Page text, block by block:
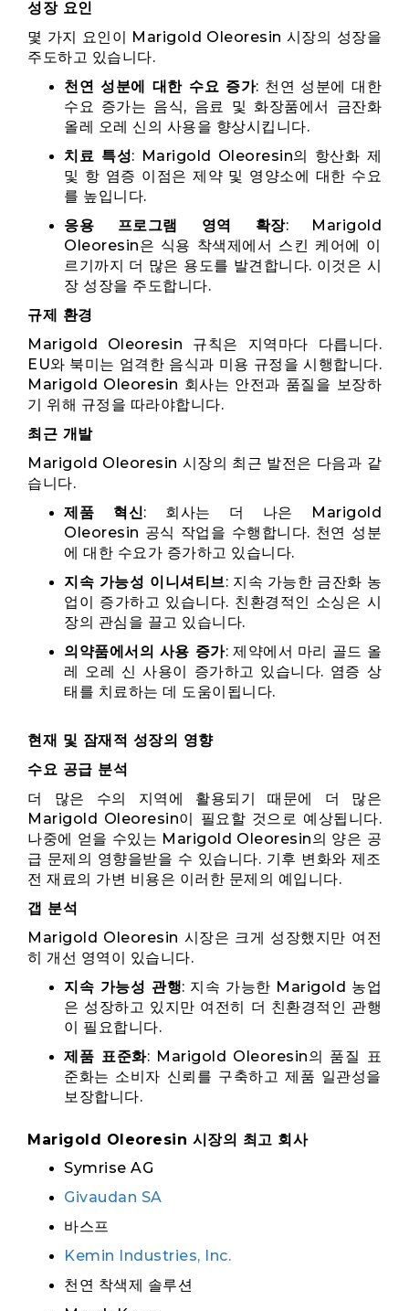
성장 요인
몇 가지 요인이 Marigold Oleoresin 시장의 성장을
주도하고 있습니다.
천연 성분에 대한 수요 증가: 천연 성분에 대한
수요 증가는 음식, 음료 및 화장품에서 금잔화
올레 오레 신의 사용을 향상시킵니다.
치료 특성: Marigold Oleoresin의 항산화 제
및 항 염증 이점은 제약 및 영양소에 대한 수요
를 높입니다.
응용 프로그램 영역 확장: Marigold
Oleoresin은 식용 착색제에서 스킨 케어에 이
르기까지 더 많은 용도를 발견합니다. 이것은 시
장 성장을 주도합니다.
규제 환경
Marigold Oleoresin 규칙은 지역마다 다릅니다.
EU와 북미는 엄격한 음식과 미용 규정을 시행합니다.
Marigold Oleoresin 회사는 안전과 품질을 보장하
기 위해 규정을 따라야합니다.
최근 개발
Marigold Oleoresin 시장의 최근 발전은 다음과 같
습니다.
제품 혁신: 회사는 더 나은 Marigold
Oleoresin 공식 작업을 수행합니다. 천연 성분
에 대한 수요가 증가하고 있습니다.
지속 가능성 이니셔티브: 지속 가능한 금잔화 농
업이 증가하고 있습니다. 친환경적인 소싱은 시
장의 관심을 끌고 있습니다.
의약품에서의 사용 증가: 제약에서 마리 골드 올
레 오레 신 사용이 증가하고 있습니다. 염증 상
태를 치료하는 데 도움이됩니다.
현재 및 잠재적 성장의 영향
수요 공급 분석
더 많은 수의 지역에 활용되기 때문에 더 많은
Marigold Oleoresin이 필요할 것으로 예상됩니다.
나중에 얻을 수있는 Marigold Oleoresin의 양은 공
급 문제의 영향을받을 수 있습니다. 기후 변화와 제조
전 재료의 가변 비용은 이러한 문제의 예입니다.
갭 분석
Marigold Oleoresin 시장은 크게 성장했지만 여전
히 개선 영역이 있습니다.
지속 가능성 관행: 지속 가능한 Marigold 농업
은 성장하고 있지만 여전히 더 친환경적인 관행
이 필요합니다.
제품 표준화: Marigold Oleoresin의 품질 표
준화는 소비자 신뢰를 구축하고 제품 일관성을
보장합니다.
Marigold Oleoresin 시장의 최고 회사
Symrise AG
Givaudan SA
바스프
Kemin Industries, Inc.
천연 착색제 솔루션